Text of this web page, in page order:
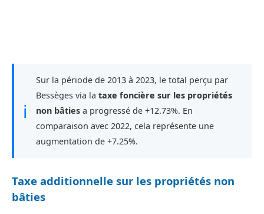
ℹ
Sur la période de 2013 à 2023, le total perçu par
Bessèges via la taxe foncière sur les propriétés
non bâties a progressé de +12.73%. En
comparaison avec 2022, cela représente une
augmentation de +7.25%.
Taxe additionnelle sur les propriétés non
bâties